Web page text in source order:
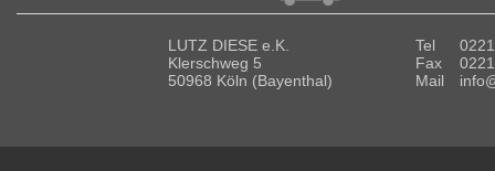
LUTZ DIESE e.K.
Klerschweg 5
50968 Köln (Bayenthal)
Tel
Fax
Mail